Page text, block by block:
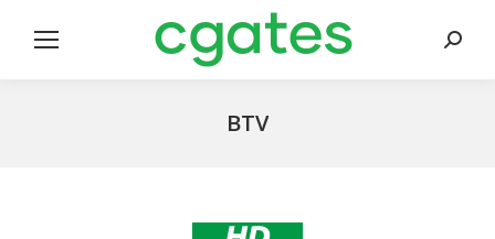
Search:
BTV